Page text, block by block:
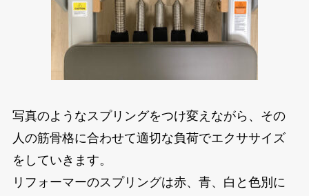
写真のようなスプリングをつけ変えながら、その
人の筋骨格に合わせて適切な負荷でエクササイズ
をしていきます。
リフォーマーのスプリングは赤、青、白と色別に